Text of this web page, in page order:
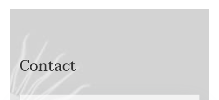
Contact